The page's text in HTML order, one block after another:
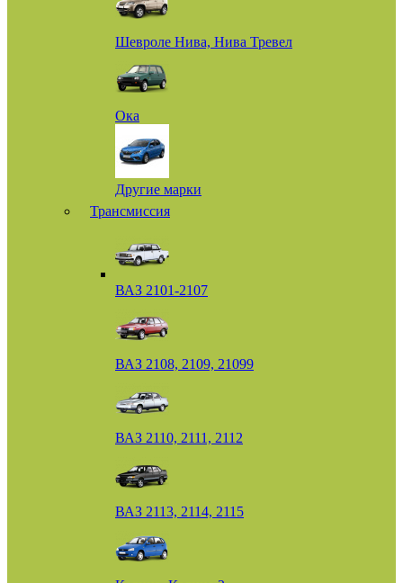
Шевроле Нива, Нива Тревел
Ока
Другие марки
Трансмиссия
ВАЗ 2101-2107
ВАЗ 2108, 2109, 21099
ВАЗ 2110, 2111, 2112
ВАЗ 2113, 2114, 2115